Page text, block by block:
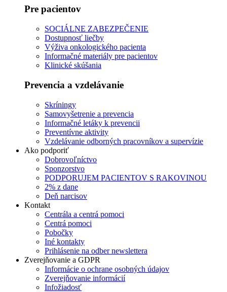
Pre pacientov
SOCIÁLNE ZABEZPEČENIE
Dostupnosť liečby
Výživa onkologického pacienta
Informačné materiály pre pacientov
Klinické skúšania
Prevencia a vzdelávanie
Skríningy
Samovyšetrenie a prevencia
Informačné letáky k prevencii
Preventívne aktivity
Vzdelávanie odborných pracovníkov a supervízie
Ako podporiť
Dobrovoľníctvo
Sponzorstvo
PODPORUJEM PACIENTOV S RAKOVINOU
2% z dane
Deň narcisov
Kontakt
Centrála a centrá pomoci
Centrá pomoci
Pobočky
Iné kontakty
Prihlásenie na odber newslettera
Zverejňovanie a GDPR
Informácie o ochrane osobných údajov
Zverejňovanie informácií
Infožiadosť